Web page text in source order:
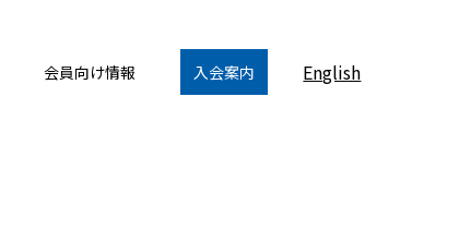
会員向け情報 入会案内 English